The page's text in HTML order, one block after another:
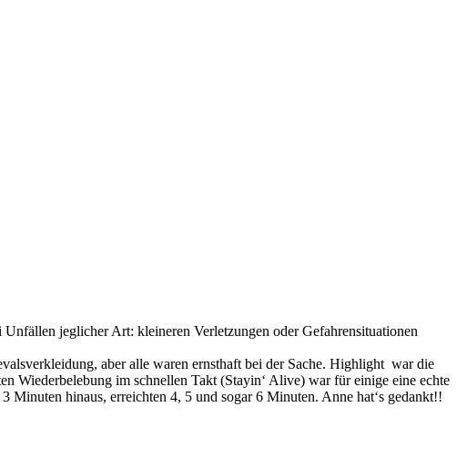
jeglicher Art: kleineren Verletzungen oder Gefahrensituationen
aber alle waren ernsthaft bei der Sache. Highlight war die
Wiederbelebung im schnellen Takt (Stayin‘ Alive) war für einige eine echte
Minuten hinaus, erreichten 4, 5 und sogar 6 Minuten. Anne hat‘s gedankt!!